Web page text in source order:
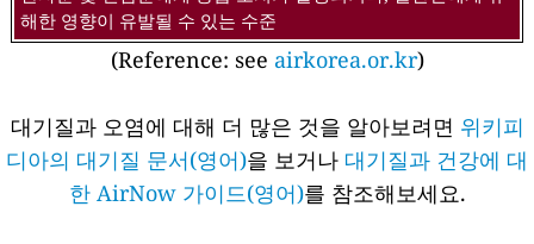
해한 영향이 유발될 수 있는 수준
(Reference: see airkorea.or.kr)
대기질과 오염에 대해 더 많은 것을 알아보려면 위키피
디아의 대기질 문서(영어)을 보거나 대기질과 건강에 대
한 AirNow 가이드(영어)를 참조해보세요.